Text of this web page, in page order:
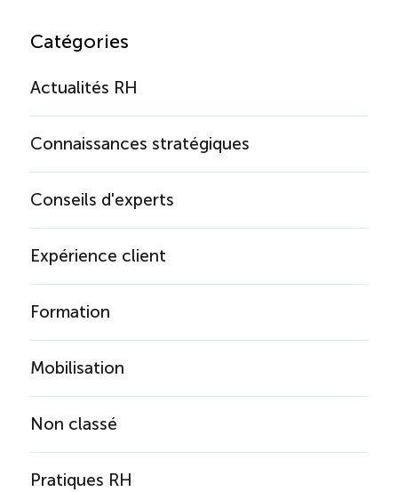
Catégories
Actualités RH
Connaissances stratégiques
Conseils d'experts
Expérience client
Formation
Mobilisation
Non classé
Pratiques RH